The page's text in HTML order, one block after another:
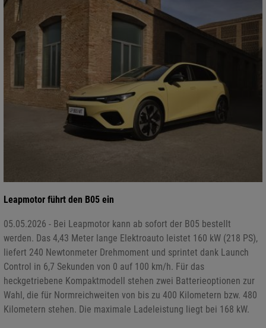
Leapmotor führt den B05 ein
05.05.2026 - Bei Leapmotor kann ab sofort der B05 bestellt
werden. Das 4,43 Meter lange Elektroauto leistet 160 kW (218 PS),
liefert 240 Newtonmeter Drehmoment und sprintet dank Launch
Control in 6,7 Sekunden von 0 auf 100 km/h. Für das
heckgetriebene Kompaktmodell stehen zwei Batterieoptionen zur
Wahl, die für Normreichweiten von bis zu 400 Kilometern bzw. 480
Kilometern stehen. Die maximale Ladeleistung liegt bei 168 kW.